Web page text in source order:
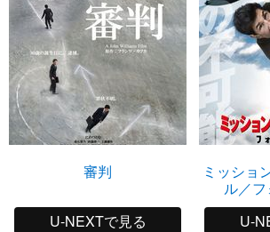
審判
U-NEXTで見る
ミッショ
ル／
U-